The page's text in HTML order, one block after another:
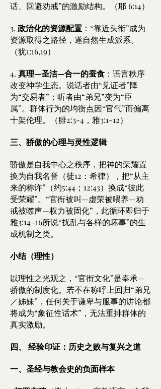
话、回避劝戒”的激励结构。（耶 6:14）
3. 政治化的资源配置 ：“靠近头衔”成为
资源取得之路径，遂自然生成派系。
（犹1:16,19）
4. 真理—圣洁—合一的蚕食 ：语言秩序
改变神学生态。说话者由“见证者”降
为“交易者”；听者由“弟兄”变为“臣
属”。群体行为的均衡点因“官气”而偏离
十架伦理。（腓2:3-4，雅3:1-12）
三、骄傲的心理与灵性逻辑
骄傲是自我中心之秩序，把神的荣耀置
换为自我名誉（徒12：希律），把“从主
来的称许”（约5:44；12:43）换成“彼此
受荣耀”。“官衔被叫—虚荣被喂养—劝
戒被噤声—权力被固化”，此循环即归于
雅3:14–16所说“扰乱与各样的坏事”的生
成机制之类。
小结（理性）
以理性之光观之，“官衔文化”是奉承—
骄傲的制度化。若不在称呼上回归“弟兄
／姊妹”，任何关于谦卑与服事的讲论都
将成为“象征性话术”，无法重排群体的
真实激励。
四、 经验印证：历史之败与复兴之道
一、圣经与教会史的负面样本